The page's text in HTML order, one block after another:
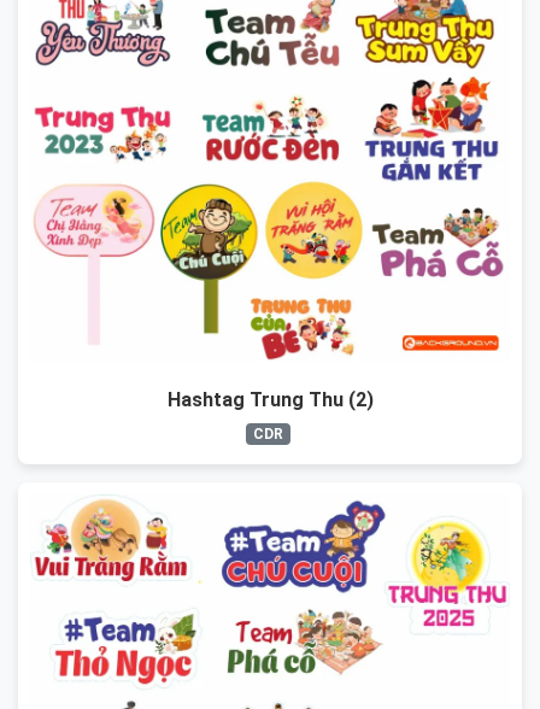
Hashtag Trung Thu (2)
CDR